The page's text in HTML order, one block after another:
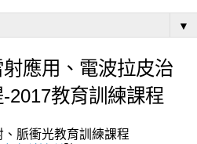
▼
應用、電波拉皮治
2017教育訓練課程
脈衝光教育訓練課程